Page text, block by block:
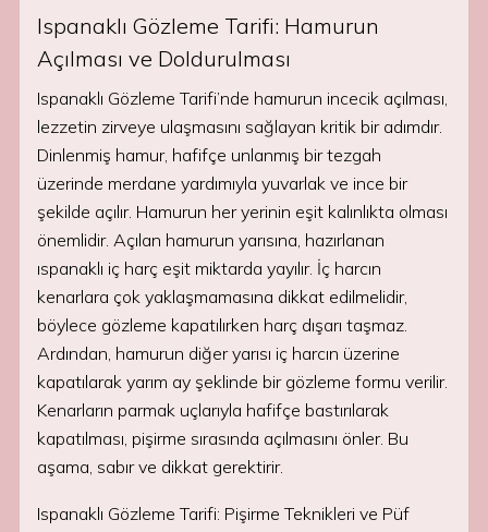
Ispanaklı Gözleme Tarifi: Hamurun
Açılması ve Doldurulması
Ispanaklı Gözleme Tarifi’nde hamurun incecik açılması,
lezzetin zirveye ulaşmasını sağlayan kritik bir adımdır.
Dinlenmiş hamur, hafifçe unlanmış bir tezgah
üzerinde merdane yardımıyla yuvarlak ve ince bir
şekilde açılır. Hamurun her yerinin eşit kalınlıkta olması
önemlidir. Açılan hamurun yarısına, hazırlanan
ıspanaklı iç harç eşit miktarda yayılır. İç harcın
kenarlara çok yaklaşmamasına dikkat edilmelidir,
böylece gözleme kapatılırken harç dışarı taşmaz.
Ardından, hamurun diğer yarısı iç harcın üzerine
kapatılarak yarım ay şeklinde bir gözleme formu verilir.
Kenarların parmak uçlarıyla hafifçe bastırılarak
kapatılması, pişirme sırasında açılmasını önler. Bu
aşama, sabır ve dikkat gerektirir.
Ispanaklı Gözleme Tarifi: Pişirme Teknikleri ve Püf